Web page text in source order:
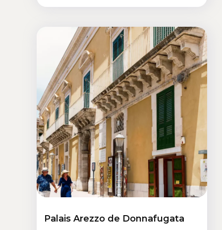
Palais Arezzo de Donnafugata